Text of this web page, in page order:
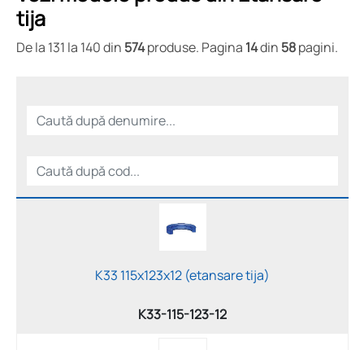
tija
De la 131 la 140 din 574produse. Pagina 14din 58pagini.
K33 115x123x12 (etansare tija)
K33-115-123-12